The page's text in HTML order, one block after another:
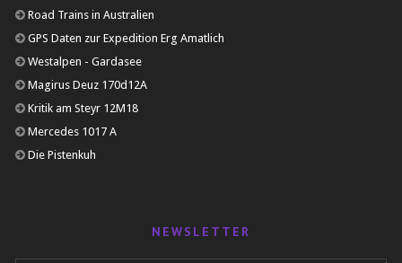
Road Trains in Australien
GPS Daten zur Expedition Erg Amatlich
Westalpen - Gardasee
Magirus Deuz 170d12A
Kritik am Steyr 12M18
Mercedes 1017 A
Die Pistenkuh
NEWSLETTER